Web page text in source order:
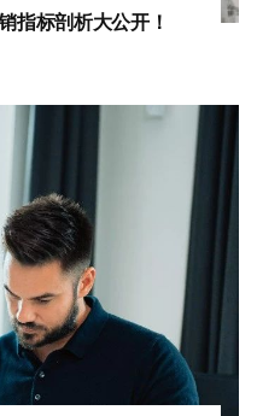
指标剖析大公开！